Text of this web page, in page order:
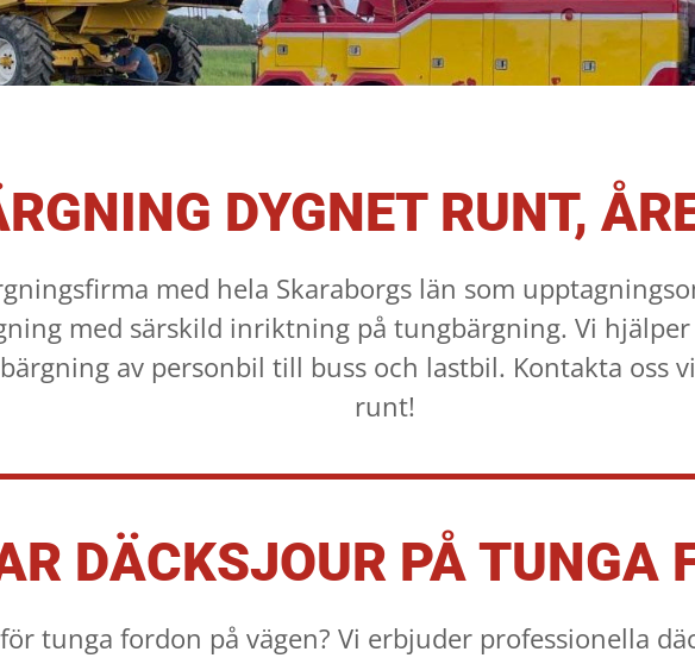
DYGNET RUNT,
med hela Skaraborgs län som
med särskild inriktning på tungbärgning. Vi
av personbil till buss och lastbil. Kontakta oss
runt!
DÄCKSJOUR PÅ TUNGA
tunga fordon på vägen? Vi erbjuder professionella